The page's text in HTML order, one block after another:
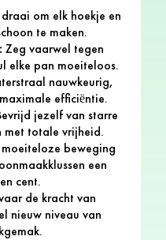
om elk hoekje en
te maken.
Zeg vaarwel tegen
elke pan moeiteloos.
nauwkeurig,
efficiëntie.
jezelf van starre
met totale vrijheid.
beweging
een
cent.
de kracht van
nieuw niveau van